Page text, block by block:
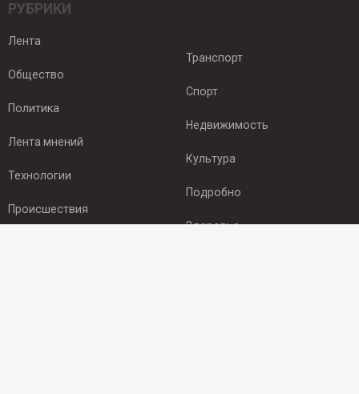
РУБРИКИ
Лента
Общество
Политика
Лента мнений
Технологии
Происшествия
Транспорт
Спорт
Недвижимость
Культура
Подробно
Здоровье